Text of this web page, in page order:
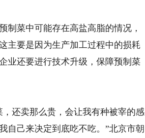
菜中可能存在高盐高脂的情况，
主要是因为生产加工过程中的损耗
业还要进行技术升级，保障预制菜
还卖那么贵，会让我有种被宰的感
自己来决定到底吃不吃。”北京市朝